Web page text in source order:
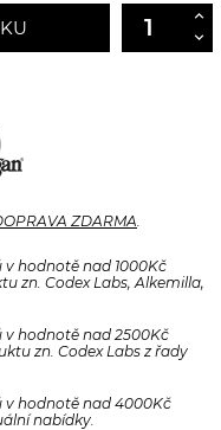
ZDARMA
hodnotě nad 1000Kč
zn. Codex Labs, Alkemilla,
v hodnotě nad 2500Kč
zn. Codex Labs z řady
v hodnotě nad 4000Kč
nabídky.